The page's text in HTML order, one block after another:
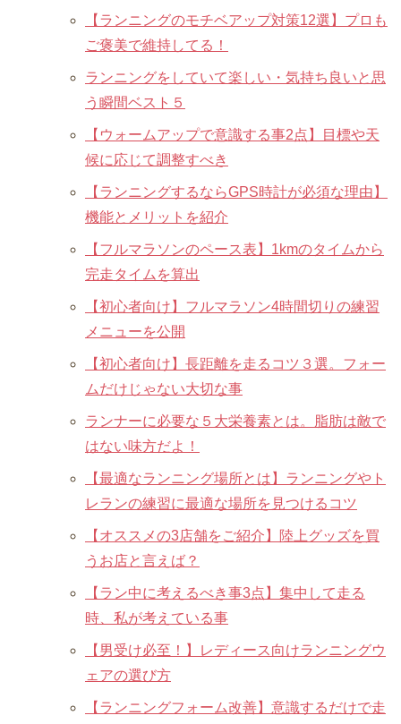
【ランニングのモチベアップ対策12選】プロも
ご褒美で維持してる！
ランニングをしていて楽しい・気持ち良いと思
う瞬間ベスト５
【ウォームアップで意識する事2点】目標や天
候に応じて調整すべき
【ランニングするならGPS時計が必須な理由】
機能とメリットを紹介
【フルマラソンのペース表】1kmのタイムから
完走タイムを算出
【初心者向け】フルマラソン4時間切りの練習
メニューを公開
【初心者向け】長距離を走るコツ３選。フォー
ムだけじゃない大切な事
ランナーに必要な５大栄養素とは。脂肪は敵で
はない味方だよ！
【最適なランニング場所とは】ランニングやト
レランの練習に最適な場所を見つけるコツ
【オススメの3店舗をご紹介】陸上グッズを買
うお店と言えば？
【ラン中に考えるべき事3点】集中して走る
時、私が考えている事
【男受け必至！】レディース向けランニングウ
ェアの選び方
【ランニングフォーム改善】意識するだけで走